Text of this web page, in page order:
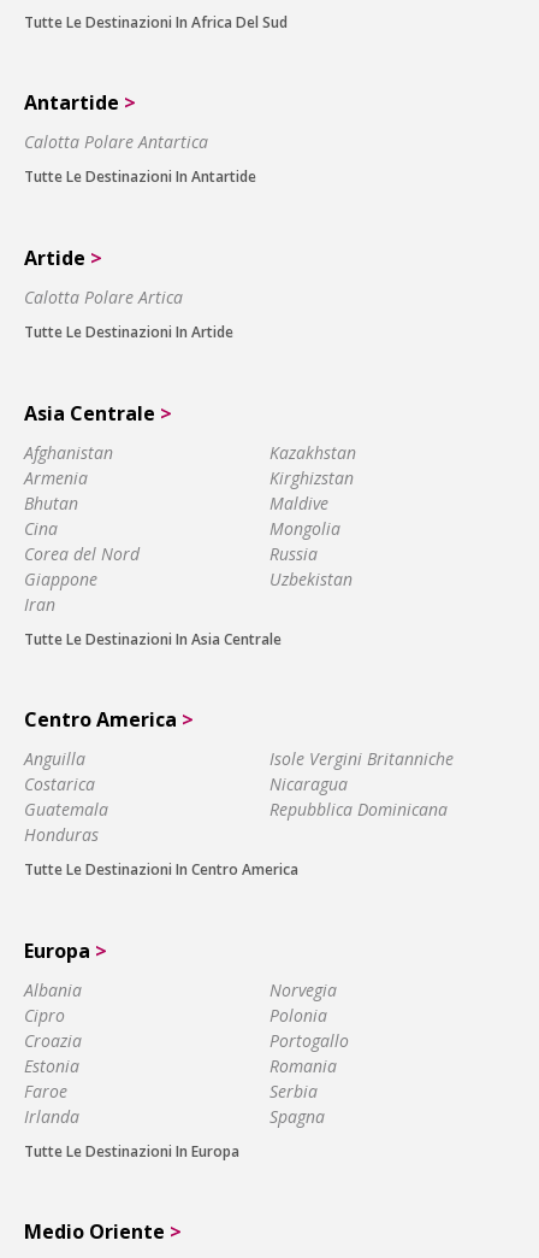
Tutte Le Destinazioni In Africa Del Sud
Antartide >
Calotta Polare Antartica
Tutte Le Destinazioni In Antartide
Artide >
Calotta Polare Artica
Tutte Le Destinazioni In Artide
Asia Centrale >
Afghanistan
Armenia
Bhutan
Cina
Corea del Nord
Giappone
Iran
Kazakhstan
Kirghizstan
Maldive
Mongolia
Russia
Uzbekistan
Tutte Le Destinazioni In Asia Centrale
Centro America >
Anguilla
Costarica
Guatemala
Honduras
Isole Vergini Britanniche
Nicaragua
Repubblica Dominicana
Tutte Le Destinazioni In Centro America
Europa >
Albania
Cipro
Croazia
Estonia
Faroe
Irlanda
Norvegia
Polonia
Portogallo
Romania
Serbia
Spagna
Tutte Le Destinazioni In Europa
Medio Oriente >